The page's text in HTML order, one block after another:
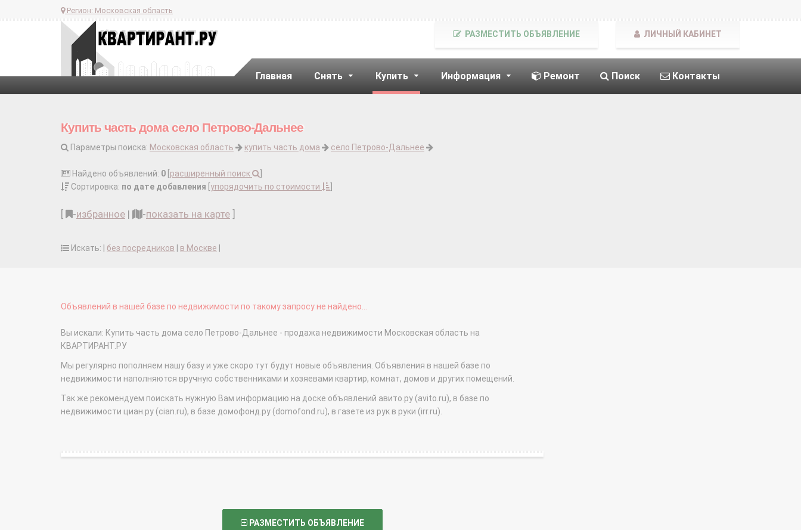
Регион: Московская область
Главная Снять Купить Информация Ремонт Поиск Контакты
РАЗМЕСТИТЬ ОБЪЯВЛЕНИЕ ЛИЧНЫЙ КАБИНЕТ
Купить часть дома село Петрово-Дальнее
Параметры поиска: Московская область купить часть дома село Петрово-Дальнее
Найдено объявлений: 0 расширенный поиск
Сортировка: по дате добавления упорядочить по стоимости
-избранное | -показать на карте
Искать: | без посредников в Москве
Объявлений в нашей базе по недвижимости по такому запросу не найдено...
Вы искали: Купить часть дома село Петрово-Дальнее - продажа недвижимости Московская область на
КВАРТИРАНТ.РУ
Мы регулярно пополняем нашу базу и уже скоро тут будут новые объявления. Объявления в нашей базе по
недвижимости наполняются вручную собственниками и хозяевами квартир, комнат, домов и других помещений.
Так же рекомендуем поискать нужную Вам информацию на доске объявлений авито.ру (avito.ru), в базе по
недвижимости циан.ру (cian.ru), в базе домофонд.ру (domofond.ru), в газете из рук в руки (irr.ru).
РАЗМЕСТИТЬ ОБЪЯВЛЕНИЕ